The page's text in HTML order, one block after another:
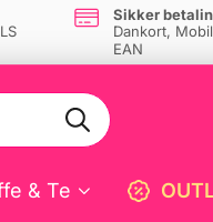
Sikker
Dankort,
EAN
& Te